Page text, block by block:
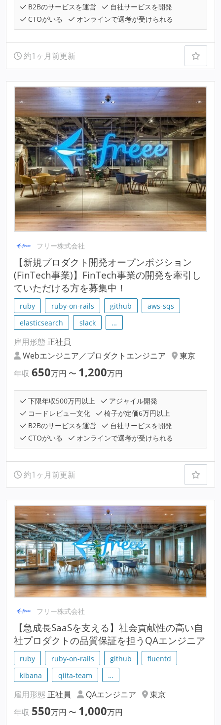
B2Bのサービスを運営
自社サービスを開発
CTOがいる
オンラインで選考が受けられる
約1ヶ月前更新
フリー株式会社
【新規プロダクト開発オープンポジション
(FinTech事業)】FinTech事業の開発を牽引し
ていただける方を募集中！
ruby ruby-on-rails github
aws-sqs
elasticsearch
slack …
雇用形態 正社員
Webエンジニア／プロダクトエンジニア
東京
年収 650万円 〜 1,200万円
下限年収500万円以上
アジャイル開発
コードレビュー文化
椅子が定価6万円以上
B2Bのサービスを運営
自社サービスを開発
CTOがいる
オンラインで選考が受けられる
約1ヶ月前更新
フリー株式会社
【急成長SaaSを支える】社会貢献性の高い自
社プロダクトの品質保証を担うQAエンジニア
ruby ruby-on-rails github
fluentd
kibana
qiita-team …
雇用形態 正社員 QAエンジニア
東京
年収 550万円 〜 1,000万円